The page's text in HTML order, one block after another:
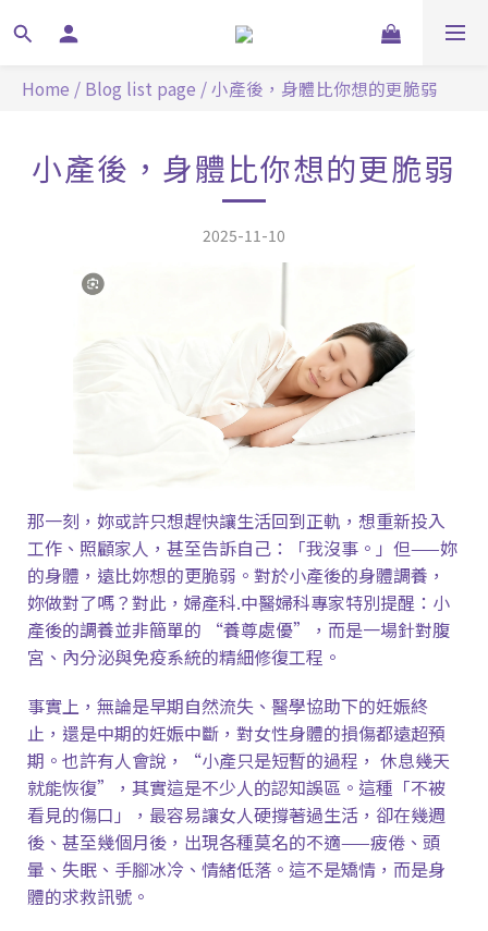
Home / Blog list page /小產後，身體比你想的更脆弱
小產後，身體比你想的更脆弱
2025-11-10
那一刻，妳或許只想趕快讓生活回到正軌，想重新投入
工作、照顧家人，甚至告訴自己：「我沒事。」但——妳
的身體，遠比妳想的更脆弱。對於小產後的身體調養，
妳做對了嗎？對此，婦產科.中醫婦科專家特別提醒：小
產後的調養並非簡單的 “養尊處優”
，而是一場針對腹
宮、內分泌與免疫系統的精細修復工程。
事實上，無論是早期自然流失、醫學協助下的妊娠終
止，還是中期的妊娠中斷，對女性身體的損傷都遠超預
期。也許有人會說，
“小產只是短暫的過程， 休息幾天
就能恢復”
，其實這是不少人的認知誤區。這種「不被
看見的傷口」，最容易讓女人硬撐著過生活，卻在幾週
後、甚至幾個月後，出現各種莫名的不適——疲倦、頭
暈、失眠、手腳冰冷、情緒低落。這不是矯情，而是身
體的求救訊號。